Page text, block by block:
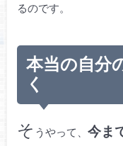
るのです。
本当の自分
く
そ うやって、 今ま